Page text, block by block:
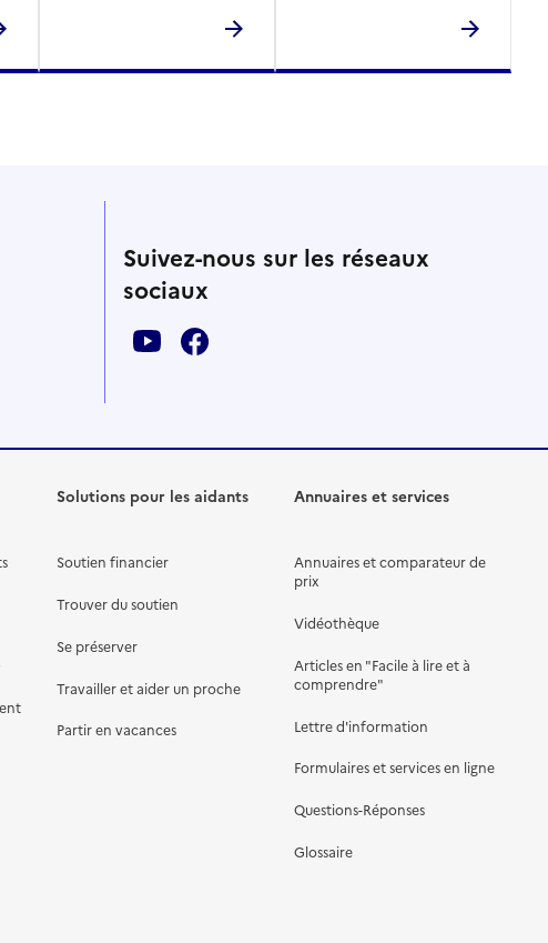
Suivez-nous sur les réseaux
sociaux
Solutions pour les aidants
Soutien financier
Trouver du soutien
Se préserver
Travailler et aider un proche
Partir en vacances
Annuaires et services
Annuaires et comparateur de
prix
Vidéothèque
Articles en "Facile à lire et à
comprendre"
Lettre d'information
Formulaires et services en ligne
Questions-Réponses
Glossaire